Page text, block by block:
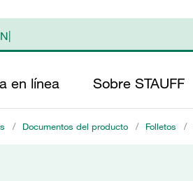
en línea Sobre STAUFF
/ Documentos del producto / Folletos /